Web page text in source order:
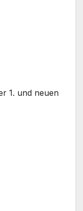
1. und neuen